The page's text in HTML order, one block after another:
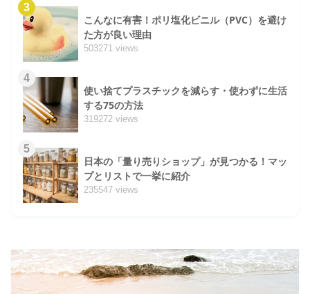
3
こんなに有害！ポリ塩化ビニル（PVC）を避け
た方が良い理由
503271 views
4
使い捨てプラスチックを減らす・使わずに生活
する75の方法
319272 views
5
日本の「量り売りショップ」が見つかる！マッ
プとリストで一挙に紹介
235547 views